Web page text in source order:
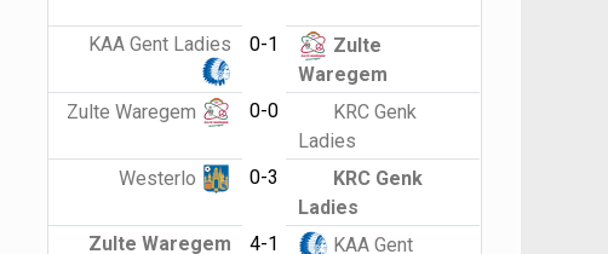
KAA Gent Ladies 0-1
Zulte
Waregem
Zulte Waregem
0-0
KRC Genk
Ladies
Westerlo
0-3
KRC Genk
Ladies
Zulte Waregem
4-1
KAA Gent